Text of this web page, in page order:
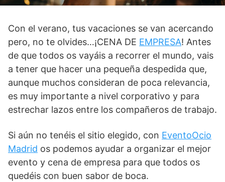
Con el verano, tus vacaciones se van acercando
pero, no te olvides…¡CENA DE EMPRESA! Antes
de que todos os vayáis a recorrer el mundo, vais
a tener que hacer una pequeña despedida que,
aunque muchos consideran de poca relevancia,
es muy importante a nivel corporativo y para
estrechar lazos entre los compañeros de trabajo.
Si aún no tenéis el sitio elegido, con EventoOcio
Madrid os podemos ayudar a organizar el mejor
evento y cena de empresa para que todos os
quedéis con buen sabor de boca.